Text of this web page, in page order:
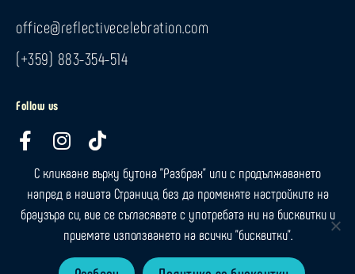
office@reflectivecelebration.com
(+359) 883-354-514
Follow us
F
e
b
I
s
t
a
g
r
T
k
t
o
k
Terms of Use|Privacy Policy|Cookie Policy |Shipping Policy| All rights
reserved © 2025 Reflective Celebration | Created by
С кликване върху бутона "Разбрах" или с продължаването
напред в нашата Страница, без да променяте настройките на
браузъра си, вие се съгласявате с употребата ни на бисквитки и
приемате използването на всички "бисквитки".